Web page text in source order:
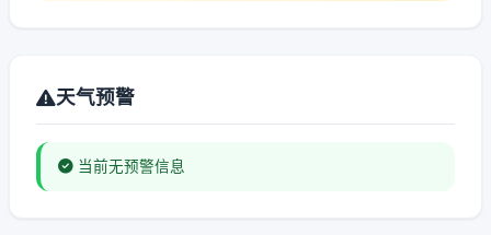
天气预警
当前无预警信息